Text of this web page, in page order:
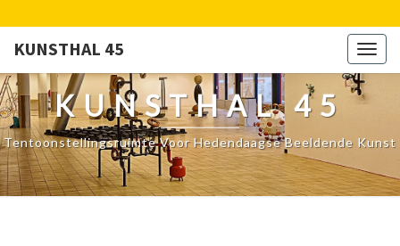
KUNSTHAL 45
KUNSTHAL 45
Tentoonstellingsruimte Voor Hedendaagse Beeldende Kunst